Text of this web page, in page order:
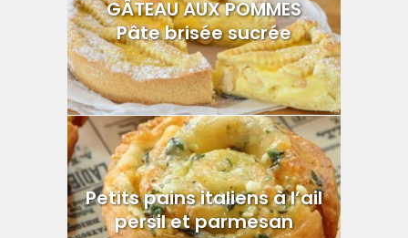
GÂTEAU AUX POMMES
Pâte brisée sucrée
Petits pains italiens à l’ail
persil et parmesan